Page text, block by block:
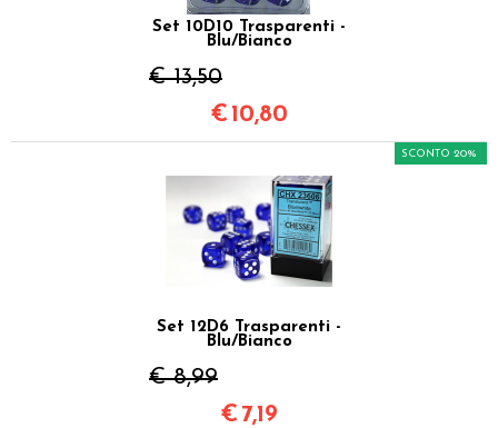
Set 10D10 Trasparenti -
Blu/Bianco
€ 13,50
€ 10,80
Set 12D6 Trasparenti -
Blu/Bianco
€ 8,99
SCONTO 20%
€ 7,19